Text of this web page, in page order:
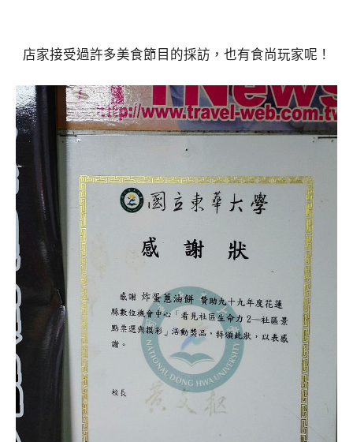
店家接受過許多美食節目的採訪，也有食尚玩家呢！